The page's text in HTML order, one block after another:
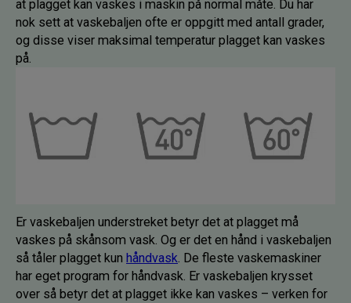
at plagget kan vaskes i maskin på normal måte. Du har
nok sett at vaskebaljen ofte er oppgitt med antall grader,
og disse viser maksimal temperatur plagget kan vaskes
på.
Er vaskebaljen understreket betyr det at plagget må
vaskes på skånsom vask. Og er det en hånd i vaskebaljen
så tåler plagget kun håndvask . De fleste vaskemaskiner
har eget program for håndvask. Er vaskebaljen krysset
over så betyr det at plagget ikke kan vaskes – verken for